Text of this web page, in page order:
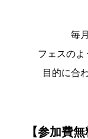
毎
フェスの
目的に合
【参加費